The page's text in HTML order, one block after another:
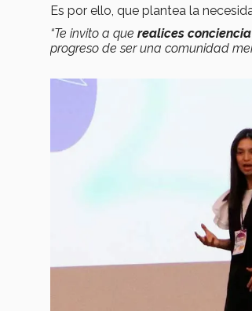
Es por ello, que plantea la
“Te invito a que realices
progreso de ser una comunidad